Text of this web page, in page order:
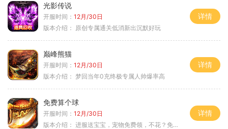
光影传说
开服时间： 12月/30日
版本介绍：
原创专属通关低消新出沉默好玩
详情
巅峰熊猫
开服时间： 12月/30日
版本介绍： 梦回当年0充终极专属人帅爆率高
详情
免费算个球
开服时间： 12月/30日
版本介绍： 进服送宝宝，宠物免费领，不花？免费通关！
详情